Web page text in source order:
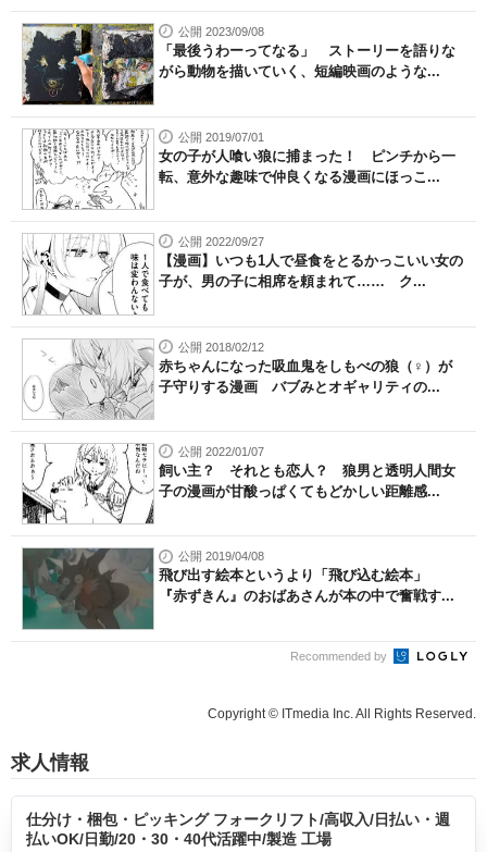
公開 2023/09/08
「最後うわーってなる」 ストーリーを語りな
がら動物を描いていく、短編映画のような...
公開 2019/07/01
女の子が人喰い狼に捕まった！ ピンチから一
転、意外な趣味で仲良くなる漫画にほっこ...
公開 2022/09/27
【漫画】いつも1人で昼食をとるかっこいい女の
子が、男の子に相席を頼まれて…… ク...
公開 2018/02/12
赤ちゃんになった吸血鬼をしもべの狼（♀）が
子守りする漫画 バブみとオギャリティの...
公開 2022/01/07
飼い主？ それとも恋人？ 狼男と透明人間女
子の漫画が甘酸っぱくてもどかしい距離感...
公開 2019/04/08
飛び出す絵本というより「飛び込む絵本」
『赤ずきん』のおばあさんが本の中で奮戦す...
Recommended by
Copyright © ITmedia Inc. All Rights Reserved.
求人情報
仕分け・梱包・ピッキング フォークリフト/高収入/日払い・週
払いOK/日勤/20・30・40代活躍中/製造 工場